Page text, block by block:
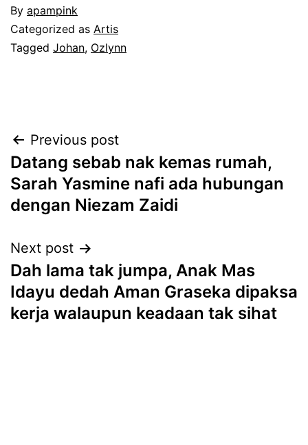
By apampink
Categorized as Artis
Tagged Johan, Ozlynn
Post
navigation
Previous post
Datang sebab nak kemas rumah,
Sarah Yasmine nafi ada hubungan
dengan Niezam Zaidi
Next post
Dah lama tak jumpa, Anak Mas
Idayu dedah Aman Graseka dipaksa
kerja walaupun keadaan tak sihat